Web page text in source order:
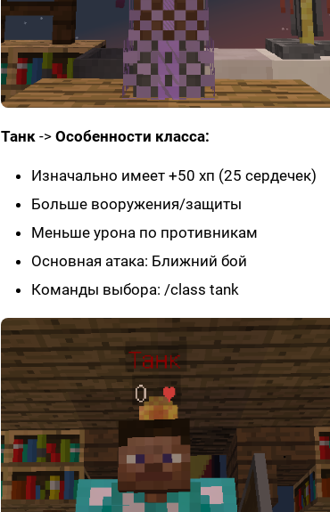
Танк -> Особенности класса:
Изначально имеет +50 хп (25 сердечек)
Больше вооружения/защиты
Меньше урона по противникам
Основная атака: Ближний бой
Команды выбора: /class tank